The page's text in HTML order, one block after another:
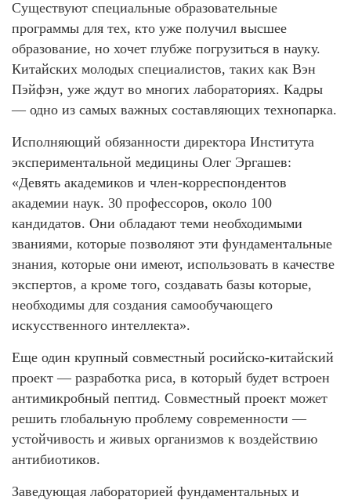
Существуют специальные образовательные
программы для тех, кто уже получил высшее
образование, но хочет глубже погрузиться в науку.
Китайских молодых специалистов, таких как Вэн
Пэйфэн, уже ждут во многих лабораториях. Кадры
— одно из самых важных составляющих технопарка.
Исполняющий обязанности директора Института
экспериментальной медицины Олег Эргашев:
«Девять академиков и член-корреспондентов
академии наук. 30 профессоров, около 100
кандидатов. Они обладают теми необходимыми
званиями, которые позволяют эти фундаментальные
знания, которые они имеют, использовать в качестве
экспертов, а кроме того, создавать базы которые,
необходимы для создания самообучающего
искусственного интеллекта».
Еще один крупный совместный росийско-китайский
проект — разработка риса, в который будет встроен
антимикробный пептид. Совместный проект может
решить глобальную проблему современности —
устойчивость и живых организмов к воздействию
антибиотиков.
Заведующая лабораторией фундаментальных и